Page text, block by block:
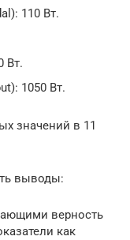
110 Вт.
Вт.
1050 Вт.
значений в 11
выводы:
верность
как